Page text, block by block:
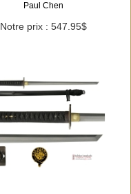
Paul Chen
Notre prix : 547.95$